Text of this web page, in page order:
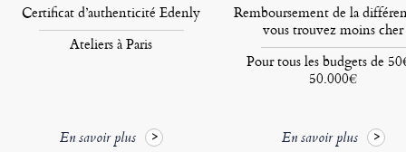
Certificat d’authenticité Edenly
Ateliers à Paris
En savoir plus
Remboursement de la
vous trouvez moins cher
Pour tous les budgets de
50.000€
En savoir plus